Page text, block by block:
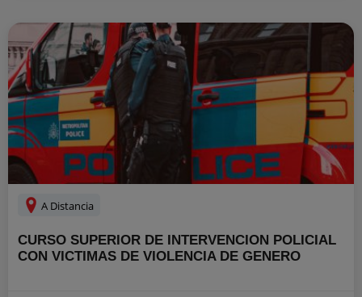
A Distancia
CURSO SUPERIOR DE INTERVENCION POLICIAL
CON VICTIMAS DE VIOLENCIA DE GENERO